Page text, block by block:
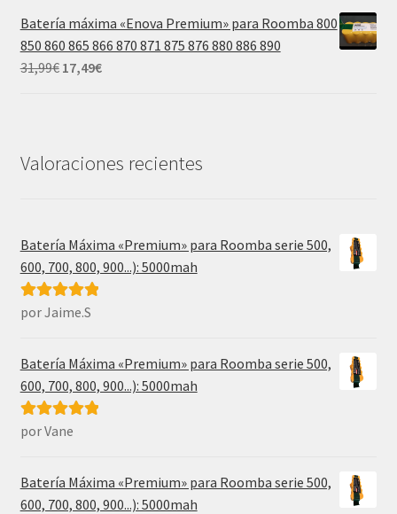
original
era:
31,99€.
actual
es:
17,49€.
Batería máxima «Enova Premium» para Roomba 800
850 860 865 866 870 871 875 876 880 886 890
31,99€ El
31,99€.
17,49€El
Valoraciones recientes
Batería Máxima «Premium» para Roomba serie 500,
600, 700, 800, 900...): 5000mah
Valorado con
por Jaime.S
Batería Máxima «Premium» para Roomba serie 500,
600, 700, 800, 900...): 5000mah
Valorado con
por Vane
Batería Máxima «Premium» para Roomba serie 500,
600, 700, 800, 900...): 5000mah